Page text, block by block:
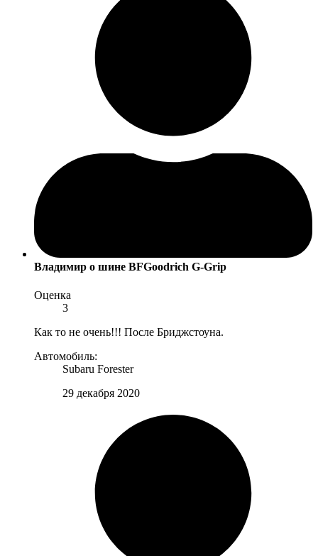
Владимир о шине BFGoodrich G-Grip
Оценка
3
Как то не очень!!! После Бриджстоуна.
Автомобиль:
Subaru Forester
29 декабря 2020